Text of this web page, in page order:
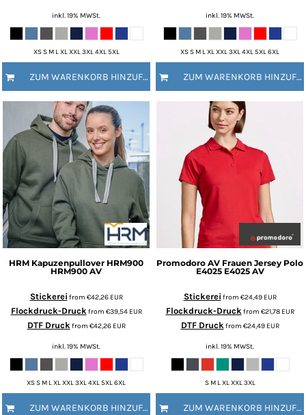
inkl. 19% MWSt.
XS S M L XL XXL 3XL 4XL 5XL
ZUM WARENKORB HINZUFÜGEN
inkl. 19% MWSt.
XS S M L XL XXL 3XL 4XL 5XL 6XL
ZUM WARENKORB HINZUFÜGEN
HRM Kapuzenpullover HRM900
HRM900 AV
Stickerei from €42,26 EUR
Flockdruck-Druckfrom €39,54 EUR
DTF Druckfrom €42,26 EUR
inkl. 19% MWSt.
XS S M L XL XXL 3XL 4XL 5XL 6XL
ZUM WARENKORB HINZUFÜGEN
Promodoro AV Frauen Jersey Polo
E4025 E4025 AV
Stickerei from €24,49 EUR
Flockdruck-Druckfrom €21,78 EUR
DTF Druckfrom €24,49 EUR
inkl. 19% MWSt.
S M L XL XXL 3XL
ZUM WARENKORB HINZUFÜGEN